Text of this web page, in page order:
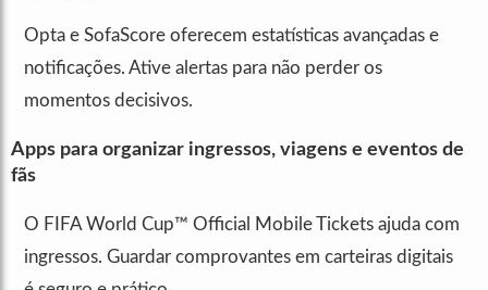
Opta e SofaScore oferecem estatísticas avançadas e
notificações. Ative alertas para não perder os
momentos decisivos.
Apps para organizar ingressos, viagens e eventos de
fãs
O FIFA World Cup™ Official Mobile Tickets ajuda com
ingressos. Guardar comprovantes em carteiras digitais